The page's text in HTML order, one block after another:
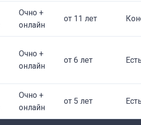
Очно +
онлайн
от 11 лет
Очно +
онлайн
от 6 лет
Очно +
онлайн
от 5 лет